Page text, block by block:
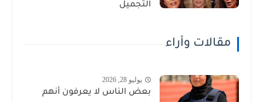
التجميل
مقالات وأراء
يوليو 28, 2026
بعض الناس لا يعرفون أنهم